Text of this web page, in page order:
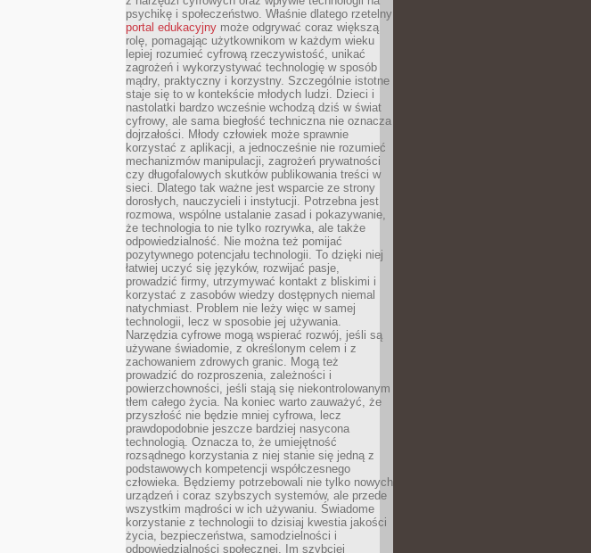
psychikę i społeczeństwo. Właśnie dlatego rzetelny
portal edukacyjny może odgrywać coraz większą
rolę, pomagając użytkownikom w każdym wieku
lepiej rozumieć cyfrową rzeczywistość, unikać
zagrożeń i wykorzystywać technologię w sposób
mądry, praktyczny i korzystny. Szczególnie istotne
staje się to w kontekście młodych ludzi. Dzieci i
nastolatki bardzo wcześnie wchodzą dziś w świat
cyfrowy, ale sama biegłość techniczna nie oznacza
dojrzałości. Młody człowiek może sprawnie
korzystać z aplikacji, a jednocześnie nie rozumieć
mechanizmów manipulacji, zagrożeń prywatności
czy długofalowych skutków publikowania treści w
sieci. Dlatego tak ważne jest wsparcie ze strony
dorosłych, nauczycieli i instytucji. Potrzebna jest
rozmowa, wspólne ustalanie zasad i pokazywanie,
że technologia to nie tylko rozrywka, ale także
odpowiedzialność. Nie można też pomijać
pozytywnego potencjału technologii. To dzięki niej
łatwiej uczyć się języków, rozwijać pasje,
prowadzić firmy, utrzymywać kontakt z bliskimi i
korzystać z zasobów wiedzy dostępnych niemal
natychmiast. Problem nie leży więc w samej
technologii, lecz w sposobie jej używania.
Narzędzia cyfrowe mogą wspierać rozwój, jeśli są
używane świadomie, z określonym celem i z
zachowaniem zdrowych granic. Mogą też
prowadzić do rozproszenia, zależności i
powierzchowności, jeśli stają się niekontrolowanym
tłem całego życia. Na koniec warto zauważyć, że
przyszłość nie będzie mniej cyfrowa, lecz
prawdopodobnie jeszcze bardziej nasycona
technologią. Oznacza to, że umiejętność
rozsądnego korzystania z niej stanie się jedną z
podstawowych kompetencji współczesnego
człowieka. Będziemy potrzebowali nie tylko nowych
urządzeń i coraz szybszych systemów, ale przede
wszystkim mądrości w ich używaniu. Świadome
korzystanie z technologii to dzisiaj kwestia jakości
życia, bezpieczeństwa, samodzielności i
odpowiedzialności społecznej. Im szybciej